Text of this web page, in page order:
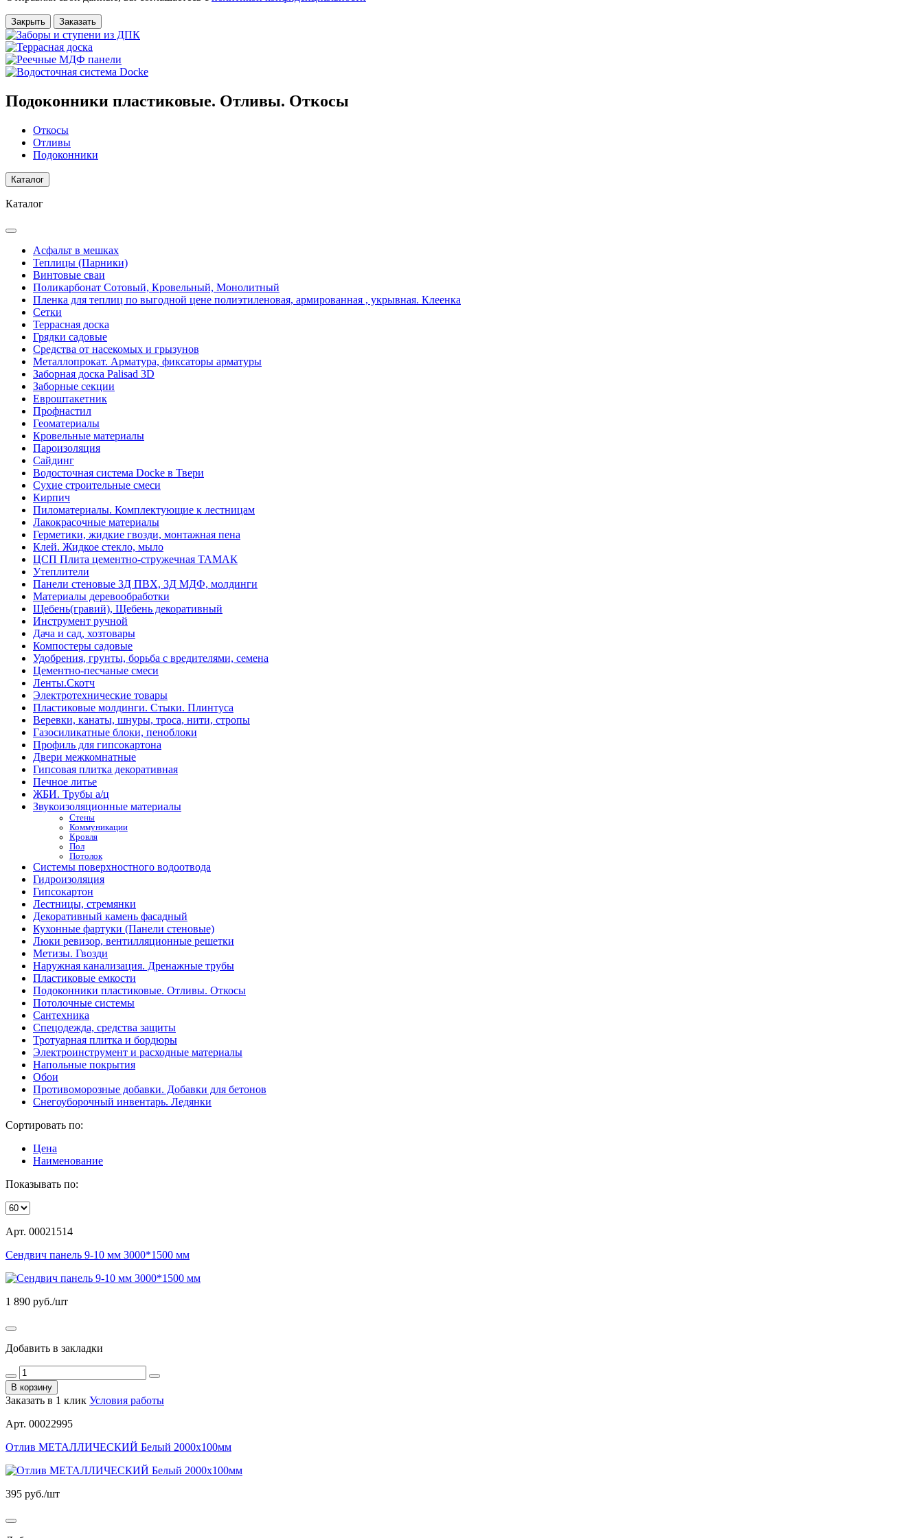
Закрыть Заказать
Подоконники пластиковые. Отливы. Откосы
Откосы
Отливы
Подоконники
Каталог
Каталог
Асфальт в мешках
Теплицы (Парники)
Винтовые сваи
Поликарбонат Сотовый, Кровельный, Монолитный
Пленка для теплиц по выгодной цене полиэтиленовая, армированная , укрывная. Клеенка
Сетки
Террасная доска
Грядки садовые
Средства от насекомых и грызунов
Металлопрокат. Арматура, фиксаторы арматуры
Заборная доска Palisad 3D
Заборные секции
Евроштакетник
Профнастил
Геоматериалы
Кровельные материалы
Пароизоляция
Сайдинг
Водосточная система Docke в Твери
Сухие строительные смеси
Кирпич
Пиломатериалы. Комплектующие к лестницам
Лакокрасочные материалы
Герметики, жидкие гвозди, монтажная пена
Клей. Жидкое стекло, мыло
ЦСП Плита цементно-стружечная ТАМАК
Утеплители
Панели стеновые 3Д ПВХ, 3Д МДФ, молдинги
Материалы деревообработки
Щебень(гравий), Щебень декоративный
Инструмент ручной
Дача и сад, хозтовары
Компостеры садовые
Удобрения, грунты, борьба с вредителями, семена
Цементно-песчаные смеси
Ленты.Скотч
Электротехнические товары
Пластиковые молдинги. Стыки. Плинтуса
Веревки, канаты, шнуры, троса, нити, стропы
Газосиликатные блоки, пеноблоки
Профиль для гипсокартона
Двери межкомнатные
Гипсовая плитка декоративная
Печное литье
ЖБИ. Трубы а/ц
Звукоизоляционные материалы
Стены
Коммуникации
Кровля
Пол
Потолок
Системы поверхностного водоотвода
Гидроизоляция
Гипсокартон
Лестницы, стремянки
Декоративный камень фасадный
Кухонные фартуки (Панели стеновые)
Люки ревизор, вентилляционные решетки
Метизы. Гвозди
Наружная канализация. Дренажные трубы
Пластиковые емкости
Подоконники пластиковые. Отливы. Откосы
Потолочные системы
Сантехника
Спецодежда, средства защиты
Тротуарная плитка и бордюры
Электроинструмент и расходные материалы
Напольные покрытия
Обои
Противоморозные добавки. Добавки для бетонов
Снегоуборочный инвентарь. Ледянки
Сортировать по:
Цена
Наименование
Показывать по:
Арт. 00021514
Сендвич панель 9-10 мм 3000*1500 мм
1 890 руб./шт
Добавить в закладки
В корзину
Заказать в 1 клик Условия работы
Арт. 00022995
Отлив МЕТАЛЛИЧЕСКИЙ Белый 2000х100мм
395 руб./шт